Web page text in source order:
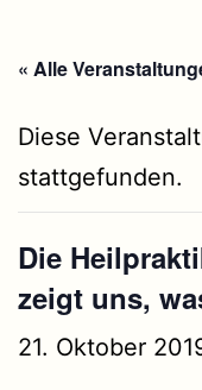
« Alle
Diese
stattgefunden.
Die
zeigt uns,
21. Oktober